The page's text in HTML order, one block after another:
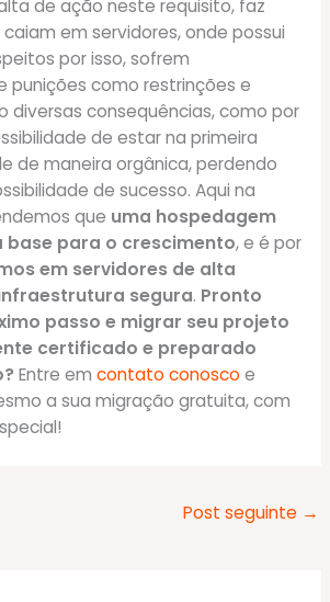
de ação neste requisito, faz
em servidores, onde possui
por isso, sofrem
como restrinções e
diversas consequências, como por
de estar na primeira
de maneira orgânica, perdendo
de sucesso. Aqui na
que uma hospedagem
base para o crescimento, e é por
em servidores de alta
segura. Pronto
passo e migrar seu projeto
certificado e preparado
Entre em contato conoscoe
a sua migração gratuita, com
Post seguinte →